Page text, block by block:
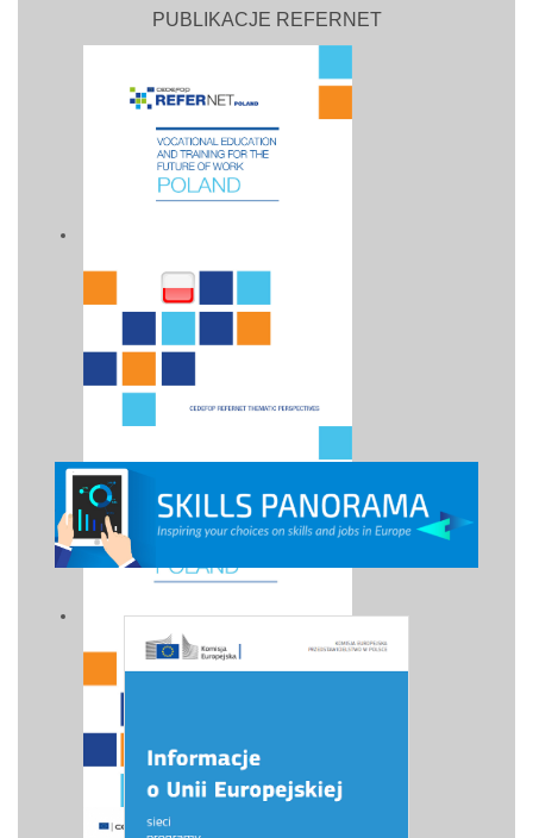
PUBLIKACJE REFERNET